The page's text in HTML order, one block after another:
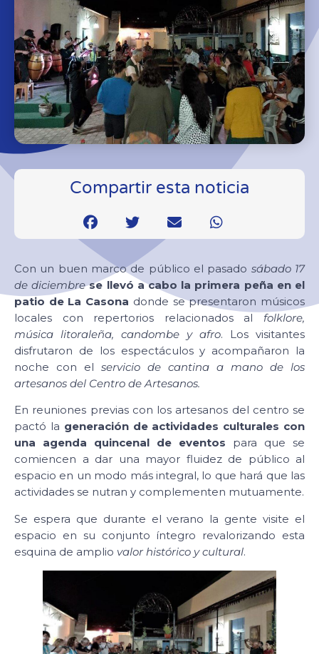
Compartir esta noticia
Con un buen marco de público el pasado sábado 17
de diciembre se llevó a cabo la primera peña en el
patio de La Casona donde se presentaron músicos
locales con repertorios relacionados al folklore,
música litoraleña, candombe y afro. Los visitantes
disfrutaron de los espectáculos y acompañaron la
noche con el servicio de cantina a mano de los
artesanos del Centro de Artesanos.
En reuniones previas con los artesanos del centro se
pactó la generación de actividades culturales con
una agenda quincenal de eventos para que se
comiencen a dar una mayor fluidez de público al
espacio en un modo más integral, lo que hará que las
actividades se nutran y complementen mutuamente.
Se espera que durante el verano la gente visite el
espacio en su conjunto íntegro revalorizando esta
esquina de amplio valor histórico y cultural.